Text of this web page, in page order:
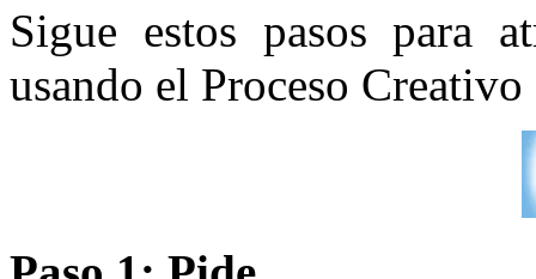
Sigue estos pasos para
usando el Proceso